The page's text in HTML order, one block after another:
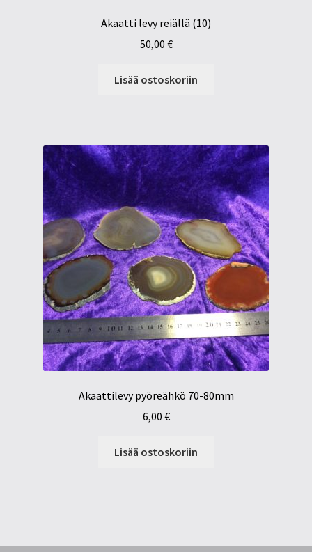
Akaatti levy reiällä (10)
50,00 €
Lisää ostoskoriin
Akaattilevy pyöreähkö 70-80mm
6,00 €
Lisää ostoskoriin